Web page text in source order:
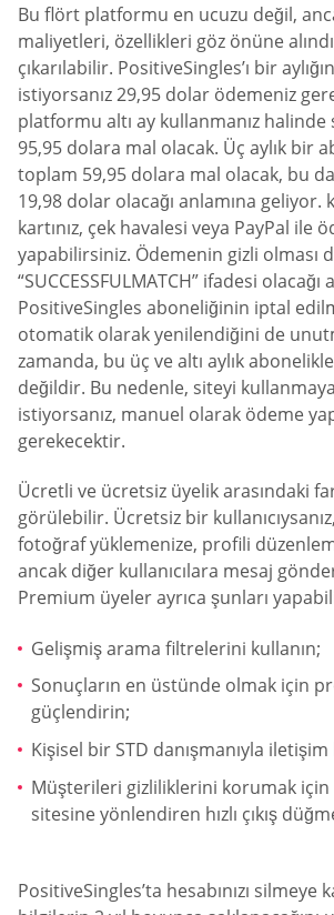
Bu flört platformu en ucuzu değil,
maliyetleri, özellikleri göz önüne
çıkarılabilir. PositiveSingles’ı bir
istiyorsanız 29,95 dolar ödemeniz
platformu altı ay kullanmanız
95,95 dolara mal olacak. Üç aylık bir
toplam 59,95 dolara mal olacak, bu
19,98 dolar olacağı anlamına geliyor.
kartınız, çek havalesi veya PayPal ile
yapabilirsiniz. Ödemenin gizli olması
“SUCCESSFULMATCH” ifadesi olacağı
PositiveSingles aboneliğinin iptal
otomatik olarak yenilendiğini de
zamanda, bu üç ve altı aylık
değildir. Bu nedenle, siteyi
istiyorsanız, manuel olarak ödeme
gerekecektir.
Ücretli ve ücretsiz üyelik arasındaki
görülebilir. Ücretsiz bir
fotoğraf yüklemenize, profili
ancak diğer kullanıcılara mesaj
Premium üyeler ayrıca şunları
Gelişmiş arama filtrelerini kullanın;
Sonuçların en üstünde olmak için
güçlendirin;
Kişisel bir STD danışmanıyla
Müşterileri gizliliklerini korumak
sitesine yönlendiren hızlı çıkış
PositiveSingles’ta hesabınızı silmeye